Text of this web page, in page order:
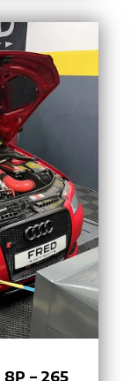
8P – 265